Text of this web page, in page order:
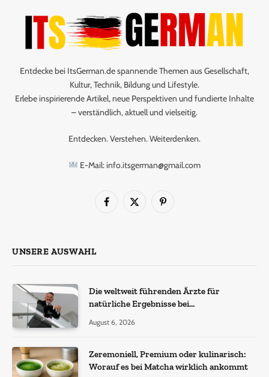
Entdecke bei ItsGerman.de spannende Themen aus Gesellschaft,
Kultur, Technik, Bildung und Lifestyle.
Erlebe inspirierende Artikel, neue Perspektiven und fundierte Inhalte
– verständlich, aktuell und vielseitig.
Entdecken. Verstehen. Weiterdenken.
E-Mail: info.itsgerman@gmail.com
Facebook
X
Pinterest
UNSERE AUSWAHL
Die weltweit führenden Ärzte für
natürliche Ergebnisse bei
August 6, 2026
Zeremoniell, Premium oder kulinarisch:
Worauf es bei Matcha wirklich ankommt